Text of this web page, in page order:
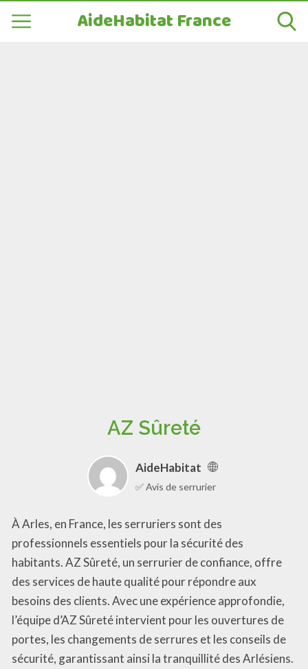
AideHabitat France
AZ Sûreté
AideHabitat
✅ Avis de serrurier
À Arles, en France, les serruriers sont des
professionnels essentiels pour la sécurité des
habitants. AZ Sûreté, un serrurier de confiance, offre
des services de haute qualité pour répondre aux
besoins des clients. Avec une expérience approfondie,
l’équipe d’AZ Sûreté intervient pour les ouvertures de
portes, les changements de serrures et les conseils de
sécurité, garantissant ainsi la tranquillité des Arlésiens.